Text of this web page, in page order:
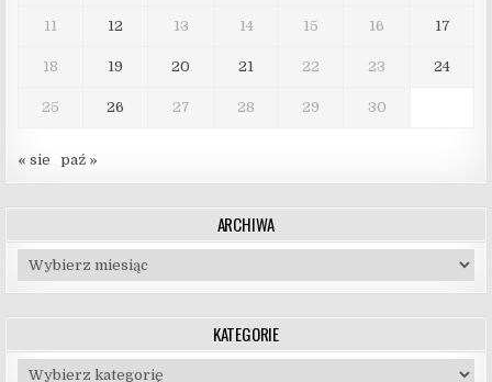
11 12 13 14 15 16 17
18 19 20 21 22 23 24
25 26 27 28 29 30
« sie paź »
ARCHIWA
Archiwa
KATEGORIE
Kategorie